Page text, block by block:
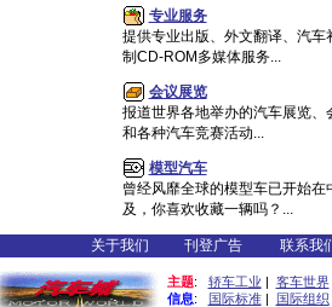
专业服务
提供专业出版、外文翻译、汽车
制CD-ROM多媒体服务...
会议展览
报道世界各地举办的汽车展览、
和各种汽车竞赛活动...
模型汽车
曾经风靡全球的模型车已开始在
及，你喜欢收藏一辆吗？...
关于我们 刊登广告 联系我
主题: 轿车工业 | 客车世界
信息: 国际标准| 国际组织